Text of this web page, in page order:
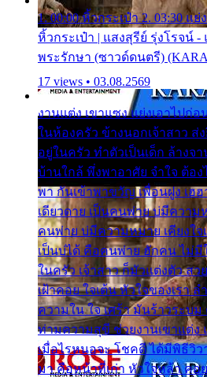
1. 00:00 หิ้วกระเป๋า 2. 03:30 แย่
หิ้วกระเป๋า | แสงสุรีย์ รุ่งโรจน์ -
พระรักษา (ซาวด์ดนตรี)
17 views • 03.08.2569
งานแต่ง เขาแซง แย่งเอาไปก่
ในห้องครัว ข้างนอกเจ้าสาว ส่
อยู่ในครัว ทำตัวเป็นเด็ก ล้างจ
บ้านใกล้ พึ่งพาอาศัย จำใจ ต้อง
พา กันเข้าพาขวัญ เพื่อนฝูง เฮ
เดียวดาย เป็นคนพ่าย บ่มีความ
คนพ่าย บ่มีความหมาย เคียงใจ
เป็นบ่ได้ คือคนพ่าย ฮักคน ไม่มี
ในครัว เจ้าสาว ก็มัวแต่งตัว สว
เฝ้าคอย ใจเต้น หัวใจของเรา
ความใน ใจ เศร้า มันร้าวระบ
ท่ามความสุขี ช่วยงานเขาแต่ง
เมื่อไรหนอจะ โชคดี ได้มีพิธีวิ
มา คือหน้าที่เก่า หัวใจหล้า คอ